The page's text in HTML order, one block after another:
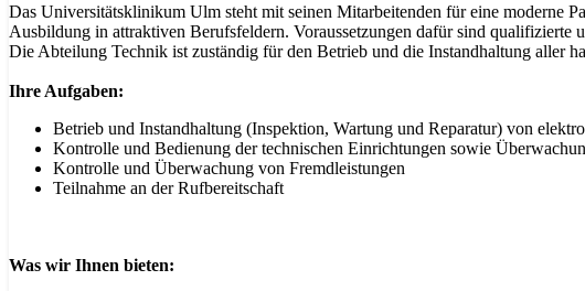
Das Universitätsklinikum Ulm steht mit seinen Mitarbeitenden für eine moderne
Ausbildung in attraktiven Berufsfeldern. Voraussetzungen dafür sind qualifizierte
Die Abteilung Technik ist zuständig für den Betrieb und die Instandhaltung aller
Ihre Aufgaben:
Betrieb und Instandhaltung (Inspektion, Wartung und Reparatur) von
Kontrolle und Bedienung der technischen Einrichtungen sowie
Kontrolle und Überwachung von Fremdleistungen
Teilnahme an der Rufbereitschaft
Was wir Ihnen bieten: